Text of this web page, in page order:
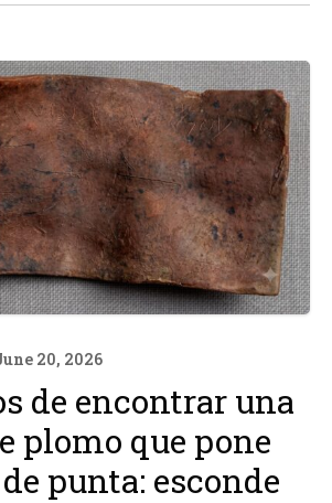
20, 2026
de encontrar una
plomo que pone
punta: esconde